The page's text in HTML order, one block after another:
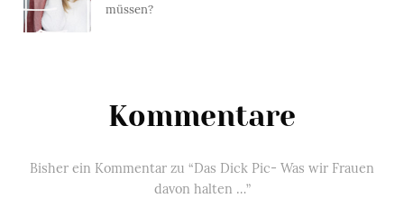
müssen?
Kommentare
Bisher ein Kommentar zu “Das Dick Pic- Was wir Frauen
davon halten …”